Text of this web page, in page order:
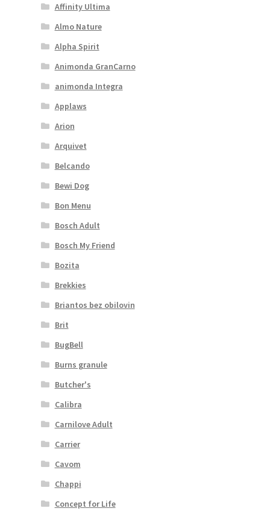
Affinity Ultima
Almo Nature
Alpha Spirit
Animonda GranCarno
animonda Integra
Applaws
Arion
Arquivet
Belcando
Bewi Dog
Bon Menu
Bosch Adult
Bosch My Friend
Bozita
Brekkies
Briantos bez obilovin
Brit
BugBell
Burns granule
Butcher's
Calibra
Carnilove Adult
Carrier
Cavom
Chappi
Concept for Life